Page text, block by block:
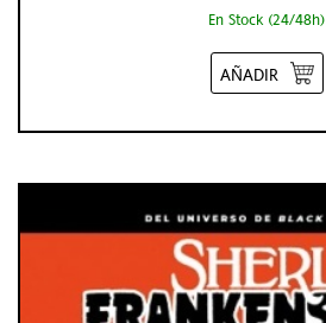
En Stock (24/48h)
AÑADIR